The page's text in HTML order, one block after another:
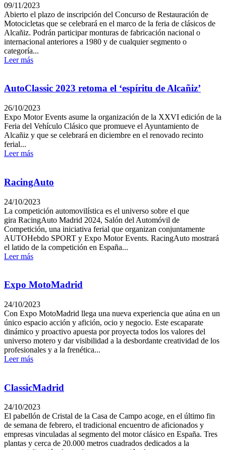
09/11/2023
Abierto el plazo de inscripción del Concurso de Restauración de
Motocicletas que se celebrará en el marco de la feria de clásicos de
Alcañiz. Podrán participar monturas de fabricación nacional o
internacional anteriores a 1980 y de cualquier segmento o
categoría...
Leer más
AutoClassic 2023 retoma el ‘espíritu de Alcañiz’
26/10/2023
Expo Motor Events asume la organización de la XXVI edición de la
Feria del Vehículo Clásico que promueve el Ayuntamiento de
Alcañiz y que se celebrará en diciembre en el renovado recinto
ferial...
Leer más
RacingAuto
24/10/2023
La competición automovilística es el universo sobre el que
gira RacingAuto Madrid 2024, Salón del Automóvil de
Competición, una iniciativa ferial que organizan conjuntamente
AUTOHebdo SPORT y Expo Motor Events. RacingAuto mostrará
el latido de la competición en España...
Leer más
Expo MotoMadrid
24/10/2023
Con Expo MotoMadrid llega una nueva experiencia que aúna en un
único espacio acción y afición, ocio y negocio. Este escaparate
dinámico y proactivo apuesta por proyecta todos los valores del
universo motero y dar visibilidad a la desbordante creatividad de los
profesionales y a la frenética...
Leer más
ClassicMadrid
24/10/2023
El pabellón de Cristal de la Casa de Campo acoge, en el último fin
de semana de febrero, el tradicional encuentro de aficionados y
empresas vinculadas al segmento del motor clásico en España. Tres
plantas y cerca de 20.000 metros cuadrados dedicados a la